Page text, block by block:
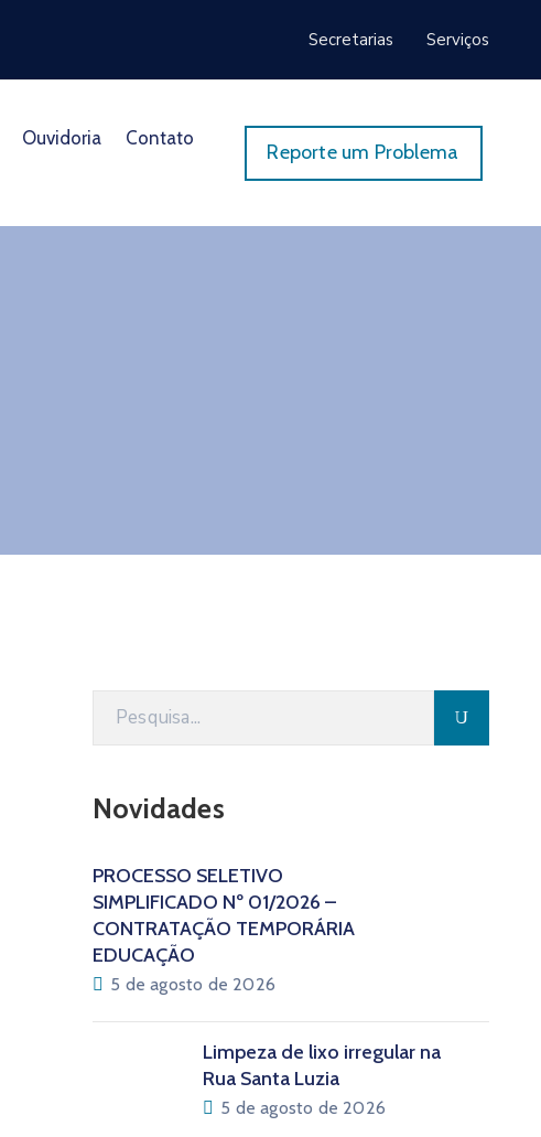
Secretarias Serviços
Ouvidoria Contato
Reporte um Problema
Novidades
PROCESSO SELETIVO
SIMPLIFICADO Nº 01/2026 –
CONTRATAÇÃO TEMPORÁRIA
EDUCAÇÃO
5 de agosto de 2026
Limpeza de lixo irregular na
Rua Santa Luzia
5 de agosto de 2026